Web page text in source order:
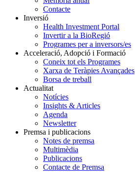
Contacte
Inversió
Health Investment Portal
Invertir a la BioRegió
Programes per a inversors/es
Acceleració, Adopció i Formació
Coneix tot els Programes
Xarxa de Teràpies Avançades
Borsa de treball
Actualitat
Notícies
Insights & Articles
Agenda
Newsletter
Premsa i publicacions
Notes de premsa
Multimèdia
Publicacions
Contacte de Premsa